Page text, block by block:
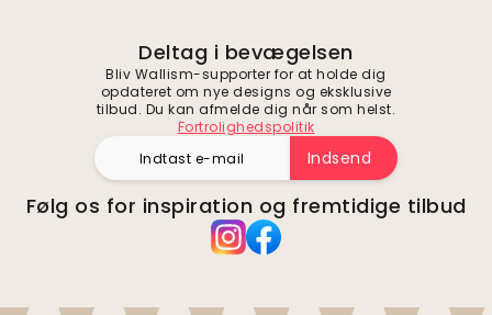
Deltag i bevægelsen
Bliv Wallism-supporter for at holde dig
opdateret om nye designs og eksklusive
tilbud. Du kan afmelde dig når som helst.
Fortrolighedspolitik
Indsend
Følg os for inspiration og fremtidige tilbud